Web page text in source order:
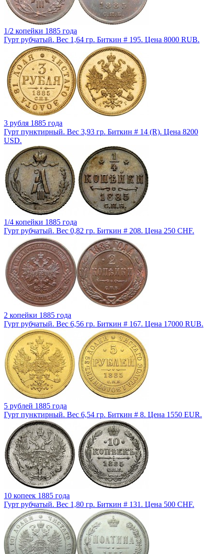
1/2 копейки 1885 года
Гурт рубчатый. Вес 1,64 гр. Биткин # 195. Цена 8000 RUB.
3 рубля 1885 года
Гурт пунктирный. Вес 3,93 гр. Биткин # 14 (R). Цена 8200
USD.
1/4 копейки 1885 года
Гурт рубчатый. Вес 0,82 гр. Биткин # 208. Цена 250 CHF.
2 копейки 1885 года
Гурт рубчатый. Вес 6,56 гр. Биткин # 167. Цена 17000 RUB.
5 рублей 1885 года
Гурт пунктирный. Вес 6,54 гр. Биткин # 8. Цена 1550 EUR.
10 копеек 1885 года
Гурт рубчатый. Вес 1,80 гр. Биткин # 131. Цена 500 CHF.